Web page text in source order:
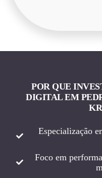
POR QUE
DIGITAL EM
Especialização
Foco em